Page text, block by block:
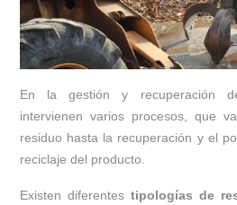
En la gestión y recuperación
intervienen varios procesos, que
residuo hasta la recuperación y el
reciclaje del producto.
Existen diferentestipologías de